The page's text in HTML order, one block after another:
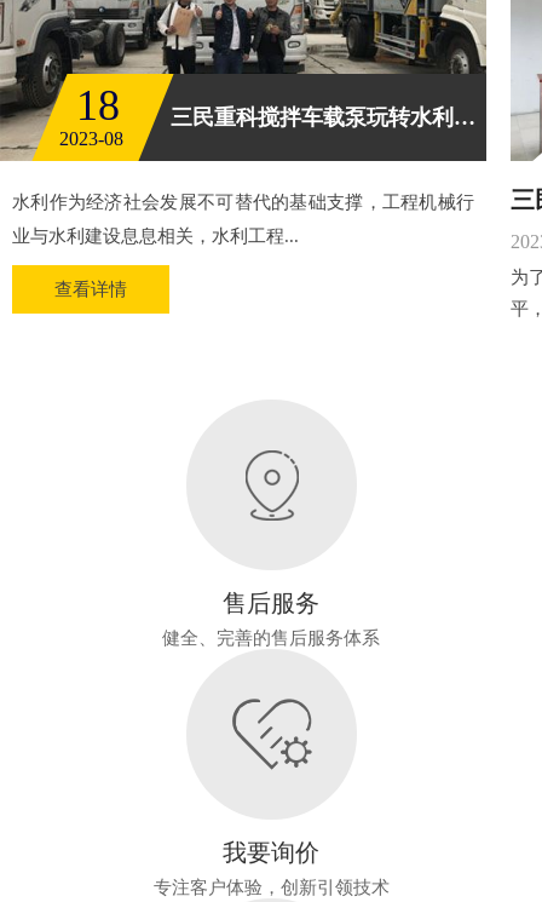
18
2023-08
三民重科搅拌车载泵玩转水利工程
水利作为经济社会发展不可替代的基础支撑，工程机械行
业与水利建设息息相关，水利工程...
查看详情
三
为
平
售后服务
健全、完善的售后服务体系
我要询价
专注客户体验，创新引领技术